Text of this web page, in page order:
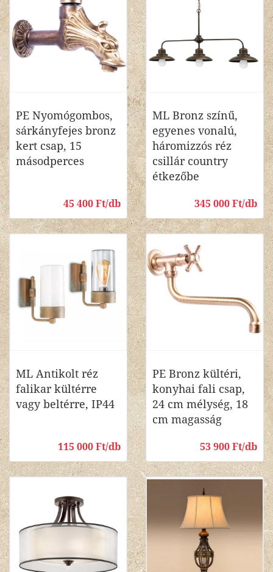
PE Nyomógombos,
sárkányfejes bronz
kert csap, 15
másodperces
45 400 Ft/db
ML Bronz színű,
egyenes vonalú,
háromizzós réz
csillár country
étkezőbe
345 000 Ft/db
ML Antikolt réz
falikar kültérre
vagy beltérre, IP44
115 000 Ft/db
PE Bronz kültéri,
konyhai fali csap,
24 cm mélység, 18
cm magasság
53 900 Ft/db